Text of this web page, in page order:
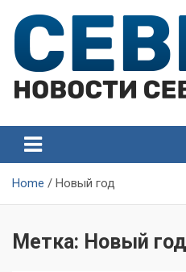
content
Севастополя
Севастополя
Home Новый год
Метка: Новый год